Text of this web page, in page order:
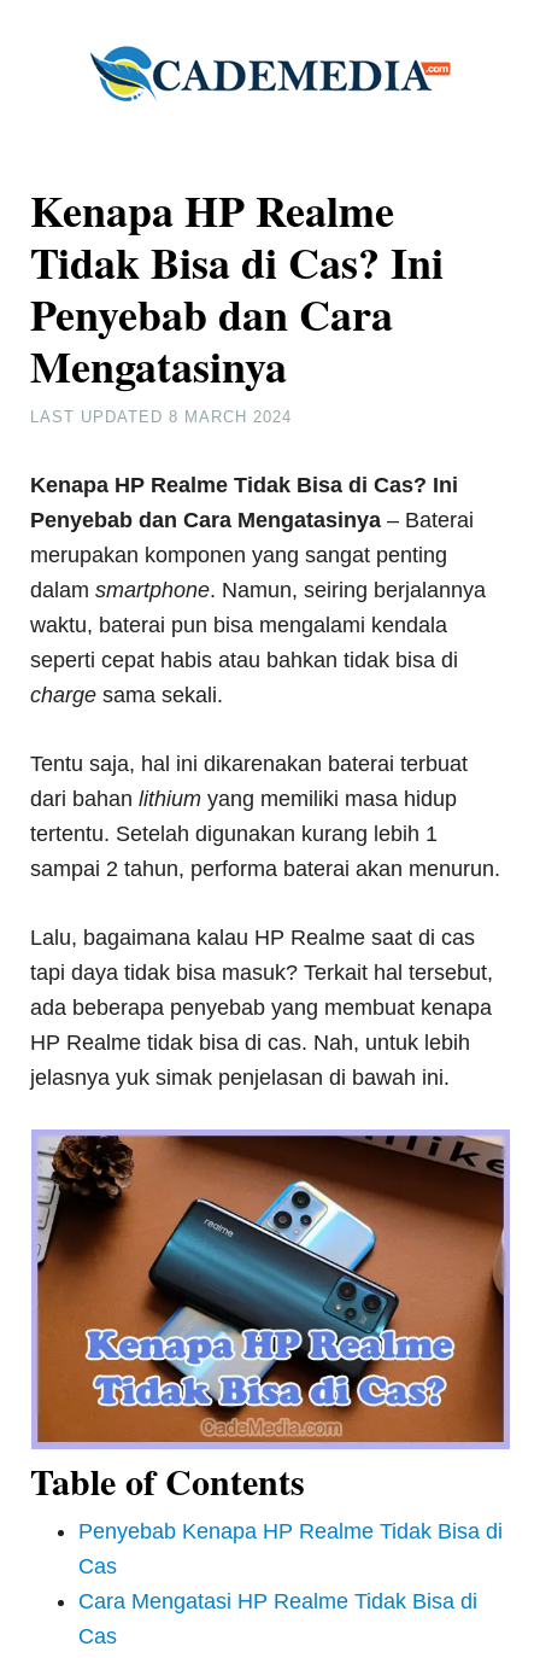
Kenapa HP Realme
Tidak Bisa di Cas? Ini
Penyebab dan Cara
Mengatasinya
LAST UPDATED8 MARCH 2024
Kenapa HP Realme Tidak Bisa di Cas? Ini
Penyebab dan Cara Mengatasinya – Baterai
merupakan komponen yang sangat penting
dalamsmartphone. Namun, seiring berjalannya
waktu, baterai pun bisa mengalami kendala
seperti cepat habis atau bahkan tidak bisa di
chargesama sekali.
Tentu saja, hal ini dikarenakan baterai terbuat
dari bahanlithiumyang memiliki masa hidup
tertentu. Setelah digunakan kurang lebih 1
sampai 2 tahun, performa baterai akan menurun.
Lalu, bagaimana kalau HP Realme saat di cas
tapi daya tidak bisa masuk? Terkait hal tersebut,
ada beberapa penyebab yang membuat kenapa
HP Realme tidak bisa di cas. Nah, untuk lebih
jelasnya yuk simak penjelasan di bawah ini.
Table of Contents
Penyebab Kenapa HP Realme Tidak Bisa di
Cas
Cara Mengatasi HP Realme Tidak Bisa di
Cas